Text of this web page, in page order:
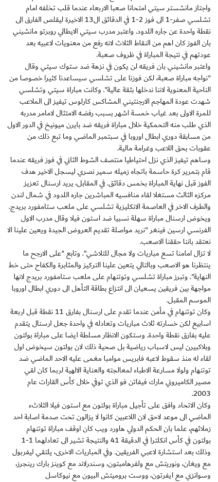
واجتاز مانشستر سيتي امتحانا صعبا الاربعاء عندما قلب تخلفه امام
تشلسي صفر-1 الى فوز 2-1 في الدقائق ال13 الاخيرة ليقلص الفارق الى
نقطة واحدة عن جاره اللدود. واعتبر مدرب سيتي الايطالي روبرتو مانشيني
بان الفوز كان اهم من النقاط الثلاث لانه رفع من معنويات لاعبيه بعد
عودتهم في نتيجة المباراة في ظروف صعبة.
واعتبر مانشيني بان فريقه لن يكون في نزهة ضد ستوك سيتي وقال
"نواجه مباراة صعبة، لكن فوزنا على تشلسي سيساعدنا كثيرا خصوصا من
الناحية المعنوية لاننا ندخلها بثقة عالية". وكانت مباراة سيتي وتشلسي
شهدت عودة المهاجم الارجنتيني المشاكس كارلوس تيفيز الى الملاعب
للمرة الاولى بعد غياب خمسة اشهر بسبب رفضه الامتثال لامامر مدربه
الذي طلب منه التحمكية خلال مباراة فريقه ضد بايرن ميونيخ في الدور الاول
من مسابقة دوري ابطال اوروبا في سبتمبر الماضي وما تبع ذلك من
عقوبات بحق اللاعب وغرامة مالية.
وساهم تيفيز الذي نزل احتياطيا منتصف الشوط الثاني في فوز فريقه عندما
قام بتمرير كرة حاسمة باتجاه زميله سمير نصري ليسجل الاخير هدف
الفوز قبل نهاية المباراة بخمس دقائق. في المقابل، يريد ارسنال تعزيز
مركزه الثالث مستغلا لقاء منافسيه المباشرين جاره اللدود في شمال لندن
والطرف الاخر في العاصمة الانكليزية تشلسي على ملعب ستامفورد بريدج.
ويخوض ارسنال مباراة سهلة نسبيا ضد استون فيلا وقال مدرب الاول
الفرنسي ارسين فينغر "نريد مواصلة تقديم العروض الجيدة ويعين علينا الا
نعتقد باننا حققنا الاصعب.
لا تزال امامنا تسع مباريات ولا مجال للتلاشي". وتابع "على الارجح ما
ينتظرنا هو الاصعب وبالتالي يتعين علينا التركيز والمثابرة والكفاح حتى خط
النهاية". وتبرز مباراة تشلسي وتوتنهام على ملعب ستامفورد بريدج لانها
مواجهة بين فريقين يسعيان الى انتزاع بطاقة التأهل الى دوري ابطال اوروبا
الموسم المقبل.
وكان توتنهام في مأمن عندما تقدم على ارسنال بفارق 11 نقطة قبل اربعة
اسابيع لكن خسارته ثلاث مباريات وتعادله في واحدة جعل ارسنال يتقدم
عليه بفارق نقطة واحدة. وستكون الانظار مسلطة ايضا على مباراة بولتون
وبلاكبيرن ليس لاسباب رياضية بل صحية ذلك لان بولتون سيخوض اول
لقاء له منذ سقوط لاعبه فابريس موامبا مغمى عليه الاحد الماضي ضد
توتنهام ولولا مسارعة الاطباء لمعالجته والعناية الالهية لربما كان لقي
مصير الكاميروني مارك فيفاتن فو الذي توفي خلال كأس القارات عام
2003.
وكان الاتحاد وافق على تأجيل مباراة بولتون مع استون فيلا الثلاثء
الماضي الى موعد لاحق لان اللاعبين كانوا لا يزالون تحت صدمة اصابة احد
زملائهم، علما بان الحكم الدولي هاورد ويب كان اوقف مباراة توتنهام
بولتون في كأس انكلترا في الدقيقة 41 والنتيجة تشير الى تعادلهما 1-1
وذلك بعد استشارة لاعبي الفريقين. وفي المباريات الاخرى، يلتقي ليفربول
مع ويغان، ونوريتش مع ولفرهامبتون، وسندرلاند مع كوينز بارك رينجرز،
وسوانزي مع ايفرتون، ووست بروميتش البيون مع نيوكاسل